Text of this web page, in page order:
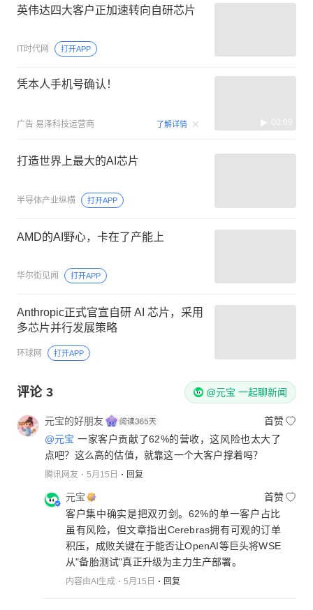
英伟达四大客户正加速转向自研芯片
IT时代网 打开APP
凭本人手机号确认！
广告 易泽科技运营商 了解详情 00:09
打造世界上最大的AI芯片
半导体产业纵横 打开APP
AMD的AI野心，卡在了产能上
华尔街见闻 打开APP
Anthropic正式官宣自研 AI 芯片，采用
多芯片并行发展策略
环球网 打开APP
评论 3 @元宝 一起聊新闻
元宝的好朋友
首赞
@元宝 一家客户贡献了62%的营收，这风险也太大了
点吧？这么高的估值，就靠这一个大客户撑着吗？
腾讯网友 5月15日 回复
元宝
首赞
客户集中确实是把双刃剑。62%的单一客户占比
虽有风险，但文章指出Cerebras拥有可观的订单
积压，成败关键在于能否让OpenAI等巨头将WSE
从"备胎测试"真正升级为主力生产部署。
内容由AI生成 5月15日 回复